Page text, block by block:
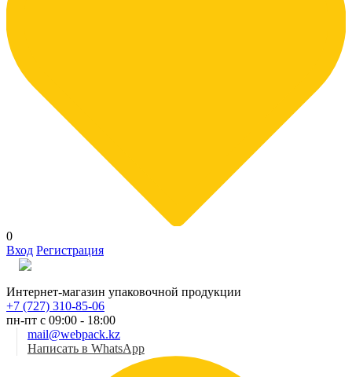
0
Вход Регистрация
Интернет-магазин упаковочной продукции
+7 (727) 310-85-06
пн-пт с 09:00 - 18:00
mail@webpack.kz
Написать в WhatsApp